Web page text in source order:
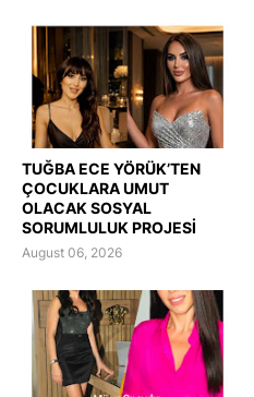
TUĞBA ECE YÖRÜK’TEN
ÇOCUKLARA UMUT
OLACAK SOSYAL
SORUMLULUK PROJESİ
August 06, 2026